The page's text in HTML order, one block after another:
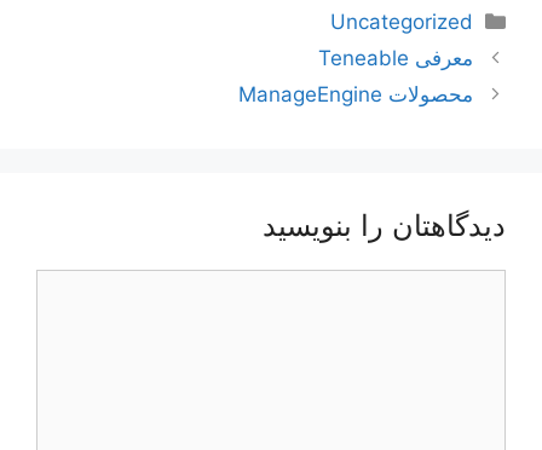
دسته‌ها
Uncategorized
ناوبری
نوشته‌ها
معرفی Teneable
محصولات ManageEngine
دیدگاهتان را بنویسید